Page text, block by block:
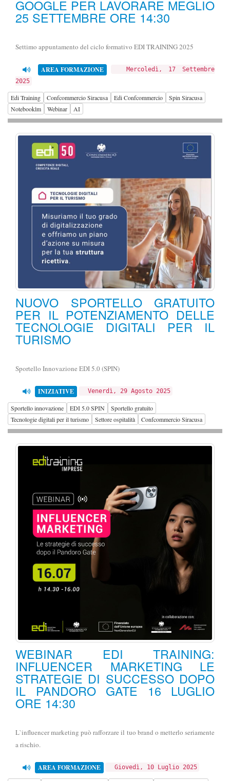
GOOGLE PER LAVORARE MEGLIO
25 SETTEMBRE ORE 14:30
Settimo appuntamento del ciclo formativo EDI TRAINING 2025
AREA FORMAZIONE
Mercoledì, 17 Settembre
2025
Edi Training Confcommercio Siracusa Edi Confcommercio
Spin Siracusa
Notebooklm
Webinar AI
NUOVO SPORTELLO GRATUITO
PER IL POTENZIAMENTO DELLE
TECNOLOGIE DIGITALI PER IL
TURISMO
Sportello Innovazione EDI 5.0 (SPIN)
INIZIATIVE Venerdì, 29 Agosto 2025
Sportello innovazione EDI 5.0 SPIN
Sportello gratuito
Tecnologie digitali per il turismo
Settore ospitalità Confcommercio Siracusa
WEBINAR EDI TRAINING:
INFLUENCER MARKETING LE
STRATEGIE DI SUCCESSO DOPO
IL PANDORO GATE 16 LUGLIO
ORE 14:30
L`influencer marketing può rafforzare il tuo brand o metterlo seriamente
a rischio.
AREA FORMAZIONE Giovedì, 10 Luglio 2025